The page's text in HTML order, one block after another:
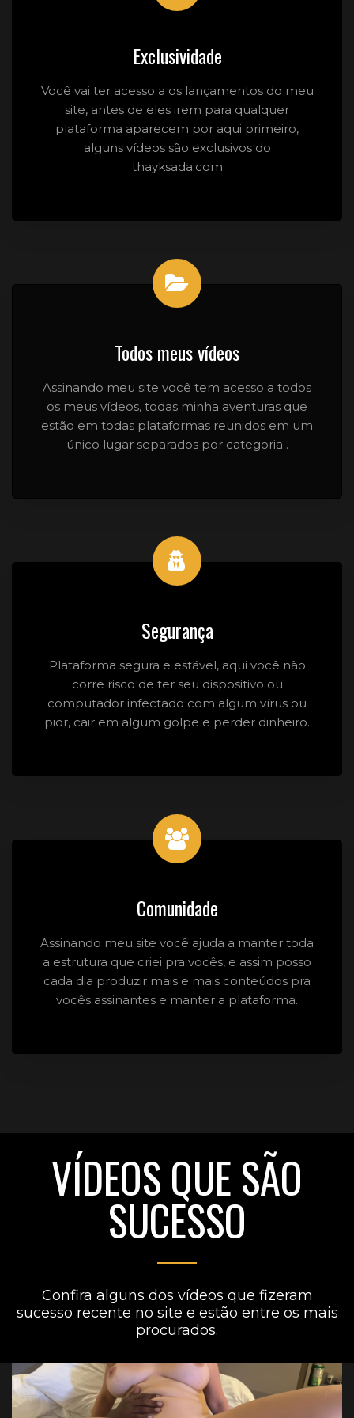
Exclusividade
Você vai ter acesso a os lançamentos do meu
site, antes de eles irem para qualquer
plataforma aparecem por aqui primeiro,
alguns vídeos são exclusivos do
thayksada.com
Todos meus vídeos
Assinando meu site você tem acesso a todos
os meus vídeos, todas minha aventuras que
estão em todas plataformas reunidos em um
único lugar separados por categoria .
Segurança
Plataforma segura e estável, aqui você não
corre risco de ter seu dispositivo ou
computador infectado com algum vírus ou
pior, cair em algum golpe e perder dinheiro.
Comunidade
Assinando meu site você ajuda a manter toda
a estrutura que criei pra vocês, e assim posso
cada dia produzir mais e mais conteúdos pra
vocês assinantes e manter a plataforma.
VÍDEOS QUE SÃO
SUCESSO
Confira alguns dos vídeos que fizeram
sucesso recente no site e estão entre os mais
procurados.